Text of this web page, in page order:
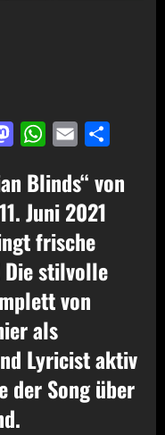
MastodonWhatsApp
Email
Blinds“ von
Juni 2021
frische
Die stilvolle
von
als
Lyricist aktiv
der Song über